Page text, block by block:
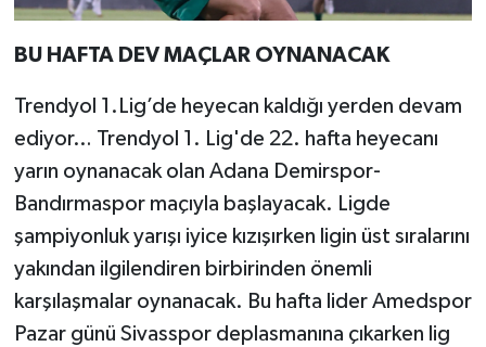
BU HAFTA DEV MAÇLAR OYNANACAK
Trendyol 1.Lig’de heyecan kaldığı yerden devam
ediyor… Trendyol 1. Lig'de 22. hafta heyecanı
yarın oynanacak olan Adana Demirspor-
Bandırmaspor maçıyla başlayacak. Ligde
şampiyonluk yarışı iyice kızışırken ligin üst sıralarını
yakından ilgilendiren birbirinden önemli
karşılaşmalar oynanacak. Bu hafta lider Amedspor
Pazar günü Sivasspor deplasmanına çıkarken lig